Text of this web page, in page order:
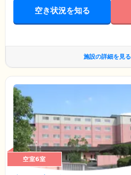
空き状況を知る
施設の詳細を見る
空室6室